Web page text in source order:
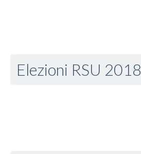
Elezioni RSU 2018